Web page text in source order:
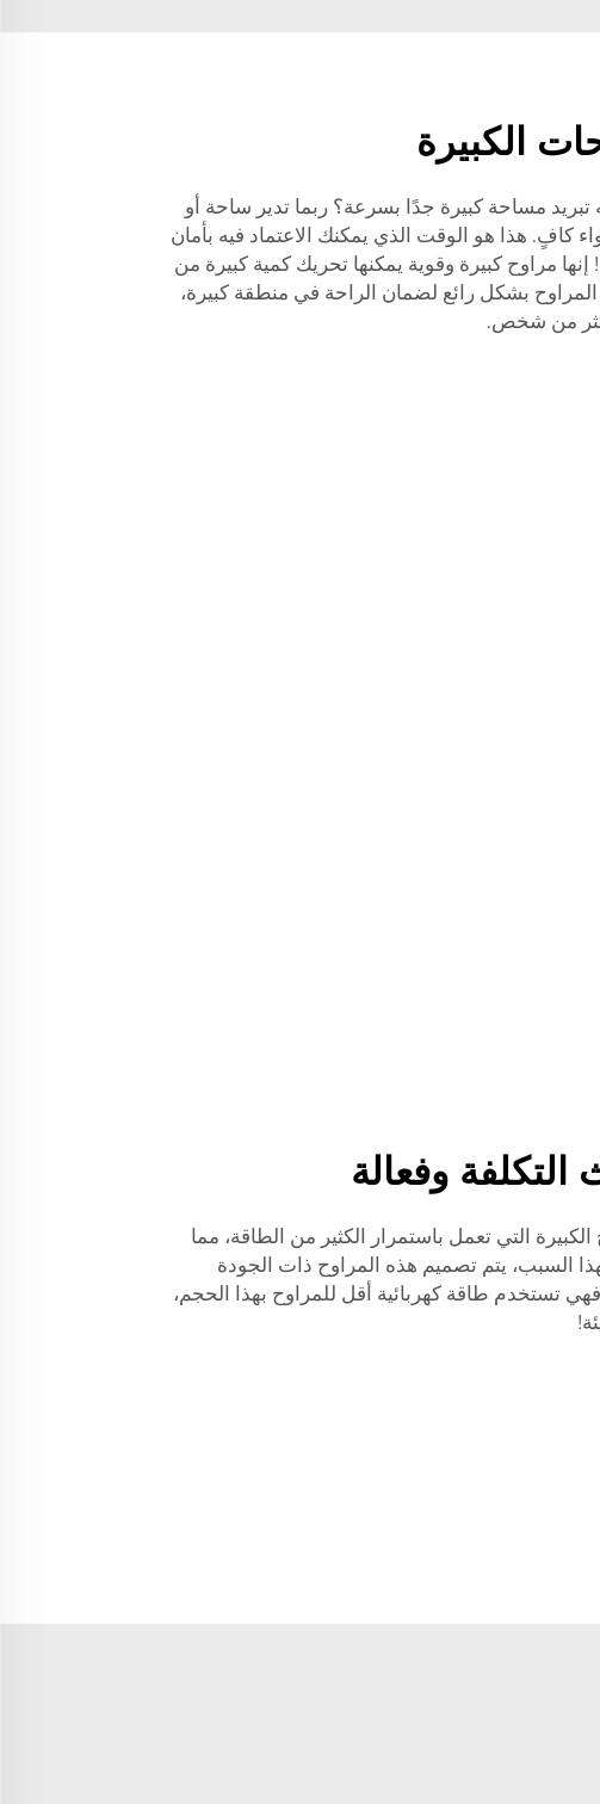
الكبيرة
مساحة كبيرة جدًا بسرعة؟ ربما تدير ساحة أو
كافٍ. هذا هو الوقت الذي يمكنك الاعتماد فيه بأمان
مراوح كبيرة وقوية يمكنها تحريك كمية كبيرة من
بشكل رائع لضمان الراحة في منطقة كبيرة،
من شخص.
وفعالة
التي تعمل باستمرار الكثير من الطاقة، مما
السبب، يتم تصميم هذه المراوح ذات الجودة
فهي تستخدم طاقة كهربائية أقل للمراوح بهذا الحجم،